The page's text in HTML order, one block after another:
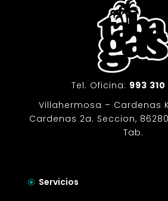
Tel. Oficina: 993
Villahermosa – Cardenas
Cardenas 2a. Seccion,
Tab.
\ Servicios